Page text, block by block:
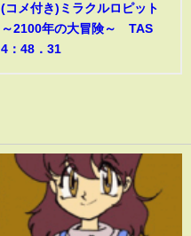
(コメ付き)ミラクルロピット
～2100年の大冒険～ TAS
4：48．31